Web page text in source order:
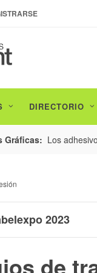
DIRECTORIO
Gráficas:
de Los
2023
de